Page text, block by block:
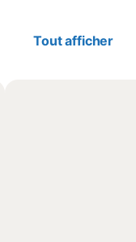
Tout afficher